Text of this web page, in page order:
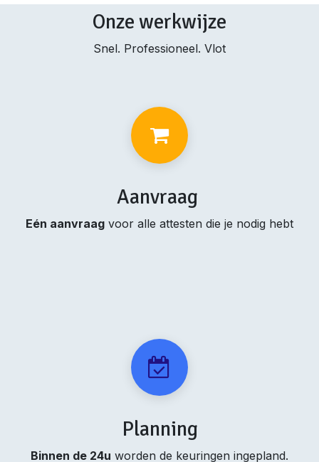
Onze werkwijze
Snel. Professioneel. Vlot
Aanvraag
Eén aanvraag voor alle attesten die je nodig hebt
Planning
Binnen de 24u worden de keuringen ingepland.